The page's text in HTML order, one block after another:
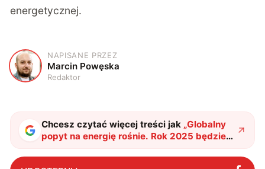
energetycznej.
M
NAPISANE PRZEZ
Marcin Powęska
Redaktor
Chcesz czytać więcej treści jak „Globalny
popyt na energię rośnie. Rok 2025 będzie
przełomowy"?